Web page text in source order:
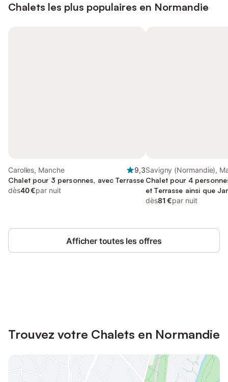
Chalets les plus populaires en Normandie
Carolles, Manche
9,3
Chalet pour 3 personnes, avec Terrasse
dès40 €par nuit
Savigny (Normandie),
Chalet pour 4
et Terrasse ainsi que
dès81 €par nuit
Afficher toutes les offres
Trouvez votre Chalets en Normandie